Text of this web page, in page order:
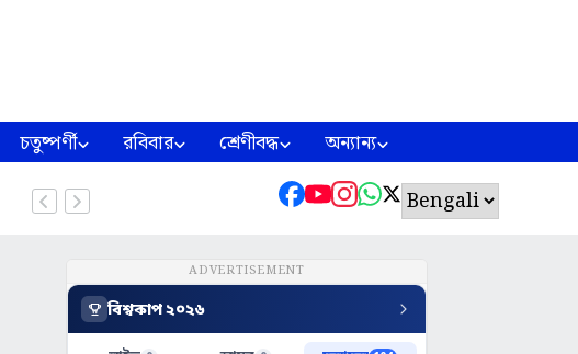
চতুষ্পর্ণী রবিবার শ্রেণীবদ্ধ অন্যান্য
ADVERTISEMENT